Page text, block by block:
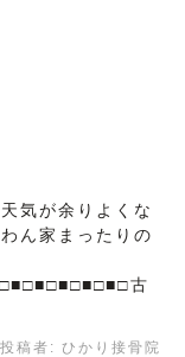
気が余りよくな
ん家まったりの
古
投稿者: ひかり接骨院